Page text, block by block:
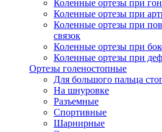
Коленные ортезы при
Коленные ортезы при
Коленные ортезы при
связок
Коленные ортезы при
Коленные ортезы при
Ортезы голеностопные
Для большого пальца
На шнуровке
Разъемные
Спортивные
Шарнирные